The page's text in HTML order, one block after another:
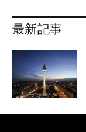
最新記事